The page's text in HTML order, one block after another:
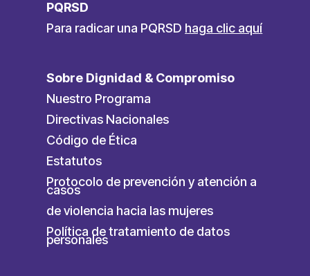
PQRSD
Para radicar una PQRSD haga clic aquí
Sobre Dignidad & Compromiso
Nuestro Programa
Directivas Nacionales
Código de Ética
Estatutos
Protocolo de prevención y atención a
casos
de violencia hacia las mujeres
Política de tratamiento de datos
personales